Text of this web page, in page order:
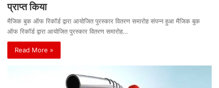
प्राप्त किया
मैजिक बुक ऑफ रिकॉर्ड द्वारा आयोजित पुरस्कार वितरण समारोह संपन्न हुआ मैजिक बुक
ऑफ रिकॉर्ड द्वारा आयोजित पुरस्कार वितरण समारोह…
Read More »